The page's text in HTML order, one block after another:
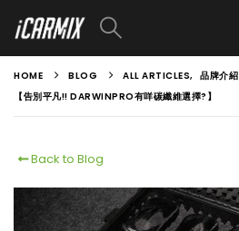
HOME BLOG ALL ARTICLES, 品牌介紹
【告別平凡!! DARWINPRO有咩碳纖維選擇?】
Back to Blog